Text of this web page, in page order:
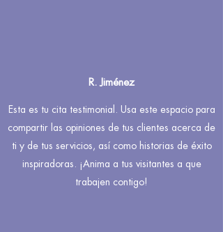
R. Jiménez
Esta es tu cita testimonial. Usa este espacio para
compartir las opiniones de tus clientes acerca de
ti y de tus servicios, así como historias de éxito
inspiradoras. ¡Anima a tus visitantes a que
trabajen contigo!